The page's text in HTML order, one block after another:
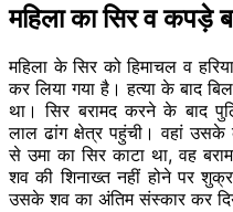
महिला का सिर व कपड़े
महिला के सिर को हिमाचल व
कर लिया गया है। हत्या के बाद
था। सिर बरामद करने के बाद
लाल ढांग क्षेत्र पहुंची। वहां
से उमा का सिर काटा था, वह
शव की शिनाख्त नहीं होने पर
उसके शव का अंतिम संस्कार कर